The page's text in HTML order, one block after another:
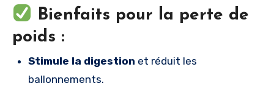
Bienfaits pour la perte de
poids :
Stimule la digestion et réduit les
ballonnements.